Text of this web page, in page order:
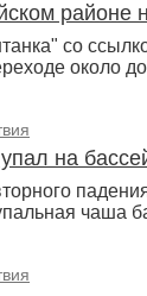
районе
со
около
на
чаша